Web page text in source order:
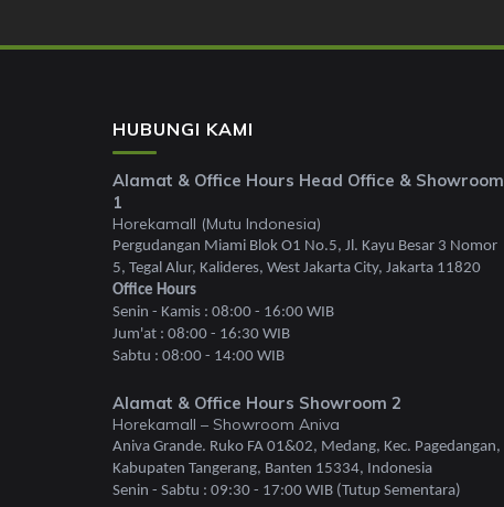
HUBUNGI KAMI
Alamat & Office Hours Head Office & Showroom
1
Horekamall (Mutu Indonesia)
Pergudangan Miami Blok O1 No.5, Jl. Kayu Besar 3 Nomor
5, Tegal Alur, Kalideres, West Jakarta City, Jakarta 11820
Office Hours
Senin - Kamis : 08:00 - 16:00 WIB
Jum'at : 08:00 - 16:30 WIB
Sabtu : 08:00 - 14:00 WIB
Alamat & Office Hours Showroom 2
Horekamall – Showroom Aniva
Aniva Grande. Ruko FA 01&02, Medang, Kec. Pagedangan,
Kabupaten Tangerang, Banten 15334, Indonesia
Senin - Sabtu : 09:30 - 17:00 WIB (Tutup Sementara)